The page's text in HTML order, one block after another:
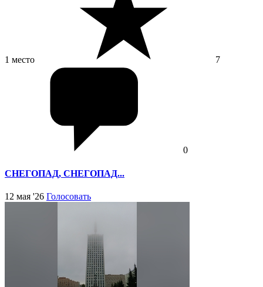
1 место 7
0
СНЕГОПАД, СНЕГОПАД...
12 мая '26 Голосовать